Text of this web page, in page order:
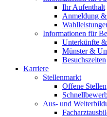
Ihr Aufenthalt
Anmeldung
Informationen für
Unterkünfte
Münster &
Besuchszeiten
Karriere
Stellenmarkt
Offene Stellen
Aus- und